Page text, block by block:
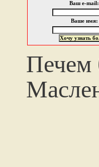
Ваш e-mail:
Ваше имя:
Печем